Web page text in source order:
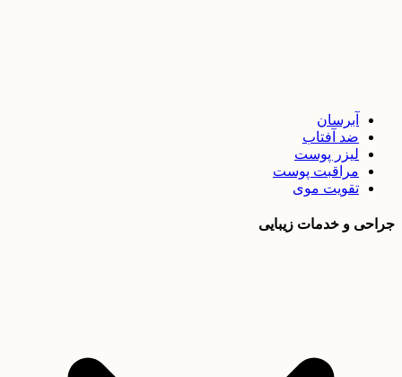
آبرسان
ضد آفتاب
لیزر پوست
مراقبت پوست
تقویت موی
جراحی و خدمات زیبایی